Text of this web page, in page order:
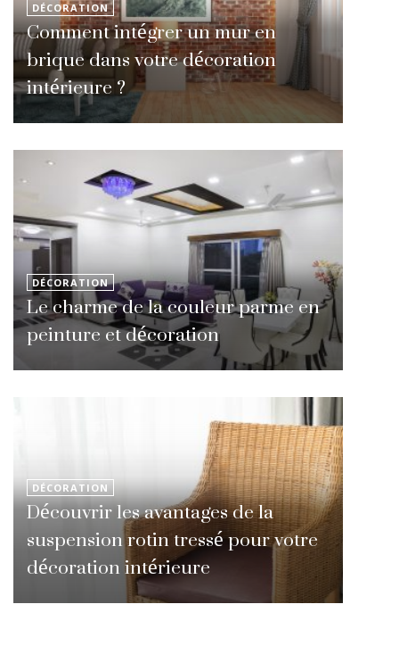
DÉCORATION
Comment intégrer un mur en
brique dans votre décoration
intérieure ?
DÉCORATION
Le charme de la couleur parme en
peinture et décoration
DÉCORATION
Découvrir les avantages de la
suspension rotin tressé pour votre
décoration intérieure